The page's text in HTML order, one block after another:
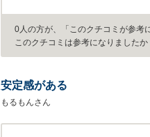
0人の方が、「このクチコミが参考
このクチコミは参考になりましたか
安定感がある
もるもんさん